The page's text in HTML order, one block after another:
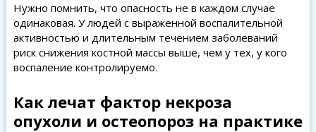
Нужно помнить, что опасность не в каждом случае
одинаковая. У людей с выраженной воспалительной
активностью и длительным течением заболеваний
риск снижения костной массы выше, чем у тех, у кого
воспаление контролируемо.
Как лечат фактор некроза
опухоли и остеопороз на практике